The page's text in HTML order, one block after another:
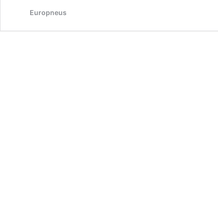
Europneus